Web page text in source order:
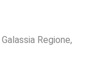
Galassia Regione,